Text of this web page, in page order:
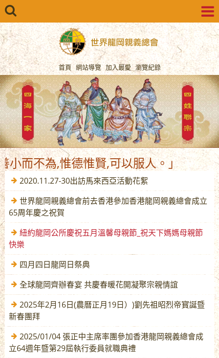
首頁 網站導覽 加入最愛 瀏覽紀錄
不為,惟德惟賢,可以服人。」
2020.11.27-30出訪馬來西亞活動花絮
世界龍岡親義總會前去香港參加香港龍岡親義總會成立
65周年慶之祝賀
紐約龍岡公所慶祝五月溫馨母親節_祝天下媽媽母親節
快樂
四月四日龍岡日祭典
全球龍岡齊辦春宴 共慶春暖花開凝聚宗親情誼
2025年2月16日(農曆正月19日）)劉先祖昭烈帝寳誕暨
新春團拜
2025/01/04 張正中主席率團參加香港龍岡親義總會成
立64週年暨第29屆執行委員就職典禮